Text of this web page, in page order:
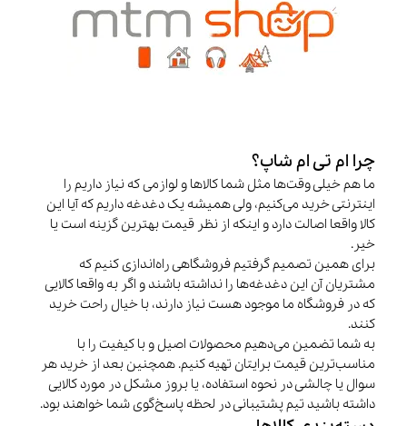
چرا ام تی ام شاپ؟
ما هم خیلی وقت‌ها مثل شما کالاها و لوازمی که نیاز داریم را
اینترنتی خرید می‌کنیم، ولی همیشه یک دغدغه داریم که آیا این
کالا واقعا اصالت دارد و اینکه از نظر قیمت بهترین گزینه است یا
خیر.
برای همین تصمیم گرفتیم فروشگاهی راه‌اندازی کنیم که
مشتریان آن این دغدغه‌ها را نداشته باشند و اگر به واقعا کالایی
که در فروشگاه ما موجود هست نیاز دارند، با خیال راحت خرید
کنند.
به شما تضمین می‌دهیم محصولات اصیل و با کیفیت را با
مناسب‌ترین قیمت برایتان تهیه کنیم. همچنین بعد از خرید هر
سوال یا چالشی در نحوه استفاده، یا بروز مشکل در مورد کالایی
داشته باشید تیم پشتیبانی در لحظه پاسخ‌گوی شما خواهند بود.